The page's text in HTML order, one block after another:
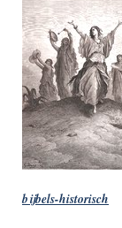
bijbels-historisch